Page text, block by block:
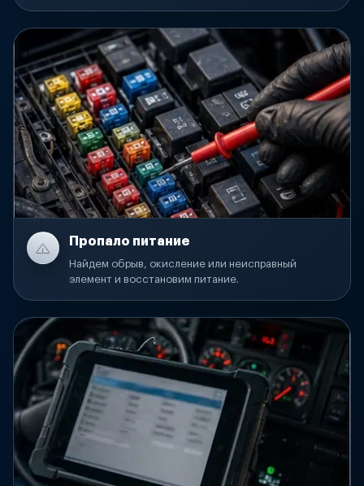
Пропало питание
Найдем обрыв, окисление или неисправный
элемент и восстановим питание.